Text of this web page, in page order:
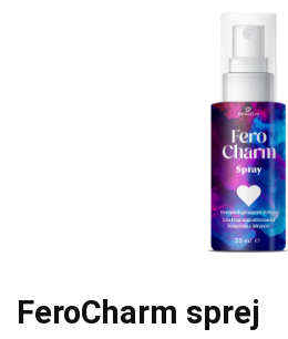
FeroCharm sprej